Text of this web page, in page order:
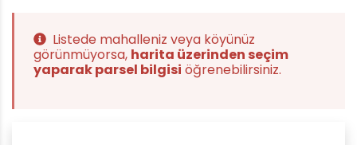
Listede mahalleniz veya köyünüz
görünmüyorsa, harita üzerinden seçim
yaparak parsel bilgisi öğrenebilirsiniz.